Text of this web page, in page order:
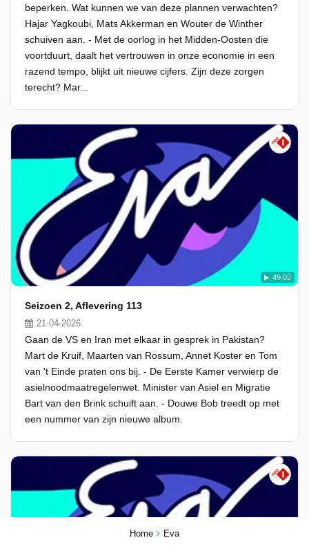
Home Eva
beperken. Wat kunnen we van deze plannen verwachten?
Hajar Yagkoubi, Mats Akkerman en Wouter de Winther
schuiven aan. - Met de oorlog in het Midden-Oosten die
voortduurt, daalt het vertrouwen in onze economie in een
razend tempo, blijkt uit nieuwe cijfers. Zijn deze zorgen
terecht? Mar...
49:02
Seizoen 2, Aflevering 113
21-04-2026
Gaan de VS en Iran met elkaar in gesprek in Pakistan?
Mart de Kruif, Maarten van Rossum, Annet Koster en Tom
van 't Einde praten ons bij. - De Eerste Kamer verwierp de
asielnoodmaatregelenwet. Minister van Asiel en Migratie
Bart van den Brink schuift aan. - Douwe Bob treedt op met
een nummer van zijn nieuwe album.